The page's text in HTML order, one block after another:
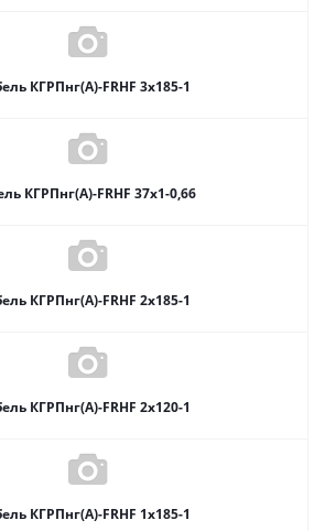
КГРПнг(А)-FRHF 3х185-1
КГРПнг(А)-FRHF 37х1-0,66
КГРПнг(А)-FRHF 2х185-1
КГРПнг(А)-FRHF 2х120-1
КГРПнг(А)-FRHF 1х185-1